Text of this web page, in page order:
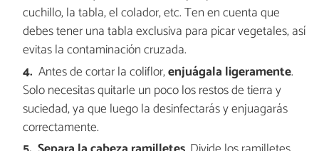
cuchillo, la tabla, el colador, etc. Ten en cuenta que
debes tener una tabla exclusiva para picar vegetales, así
evitas la contaminación cruzada.
Antes de cortar la coliflor,enjuágala ligeramente.
Solo necesitas quitarle un poco los restos de tierra y
suciedad, ya que luego la desinfectarás y enjuagarás
correctamente.